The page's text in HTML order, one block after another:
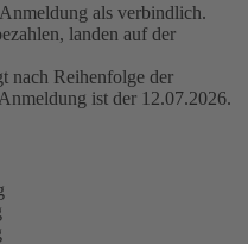
als verbindlich.
landen auf der
nach Reihenfolge der
ist der 12.07.2026.